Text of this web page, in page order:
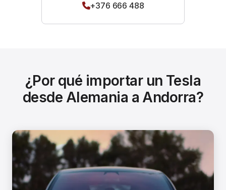
+376 666 488
¿Por qué importar un Tesla
desde Alemania a Andorra?